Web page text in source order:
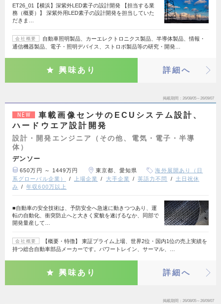
ET26_01【横浜】深紫外LED素子の設計開発 【担当する業
務（概要）】 深紫外用LED素子の設計開発を担当していた
だきま…
会社概要
自動車照明製品、カーエレクトロニクス製品、半導体製品、情報・
通信機器製品、電子・照明デバイス、ストロボ製品等の研究・開発…
興味あり 詳細へ
掲載期間 26/08/05～26/09/07
NEW
車載画像センサのECUシステム設計、
ハードウエア設計開発
設計・開発エンジニア（その他、電気・電子・半導
体）
デンソー
650万円 ～ 1449万円 東京都、愛知県
海外展開あり（日
系グローバル企業）
上場企業 大手企業 英語力不問
土日祝休
み
年収600万以上
■自動車の安全技術は、予防安全へ急速に動きつつあり、運
転の自動化、衝突防止へと大きく変貌を遂げるなか、同部で
開発量産して…
会社概要
【概要・特徴】 東証プライム上場、世界2位・国内1位の売上実績を
持つ総合自動車部品メーカーです。パワートレイン、サーマル、…
興味あり 詳細へ
掲載期間 26/08/05～26/09/07